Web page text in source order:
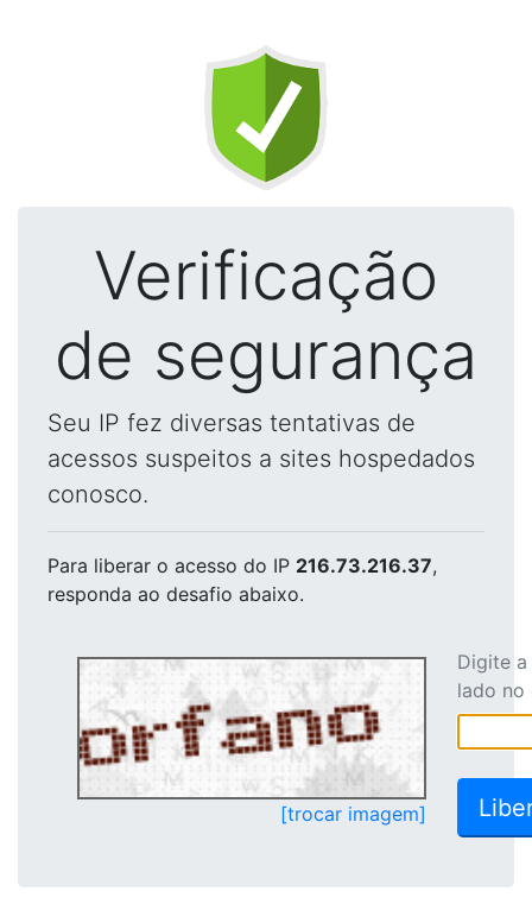
Verificação
de segurança
Seu IP fez diversas tentativas de
acessos suspeitos a sites hospedados
conosco.
Para liberar o acesso do IP 216.73.216.37,
responda ao desafio abaixo.
[trocar imagem]
Digite
lado no